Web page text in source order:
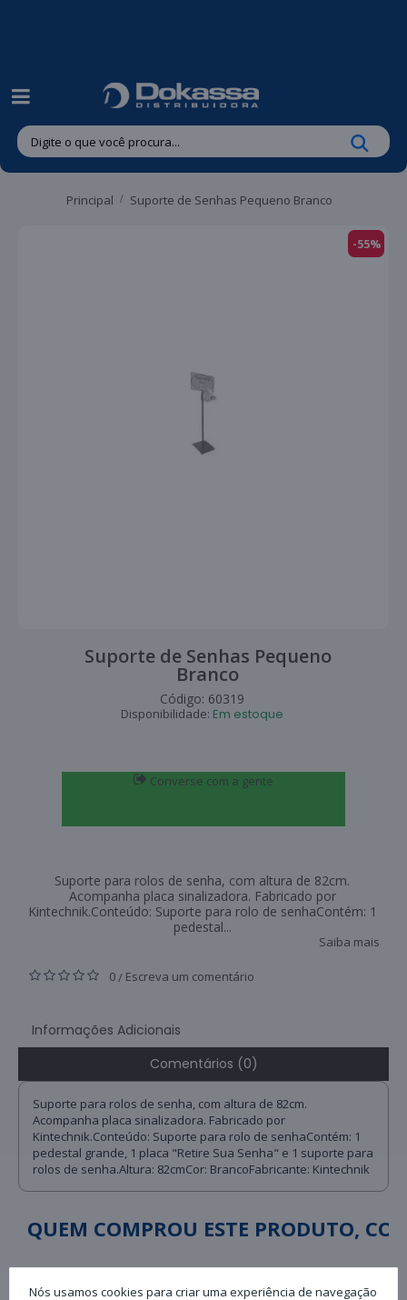
Principal Suporte de Senhas Pequeno Branco
-55%
Suporte de Senhas Pequeno
Branco
Código: 60319
Disponibilidade: Em estoque
Converse com a gente
Suporte para rolos de senha, com altura de 82cm.
Acompanha placa sinalizadora. Fabricado por
Kintechnik.Conteúdo: Suporte para rolo de senhaContém: 1
pedestal...
Saiba mais
0 / Escreva um comentário
Informações Adicionais
Comentários (0)
Suporte para rolos de senha, com altura de 82cm.
Acompanha placa sinalizadora. Fabricado por
Kintechnik.Conteúdo: Suporte para rolo de senhaContém: 1
pedestal grande, 1 placa "Retire Sua Senha" e 1 suporte para
rolos de senha.Altura: 82cmCor: BrancoFabricante: Kintechnik
QUEM COMPROU ESTE PRODUTO,
Nós usamos cookies para criar uma experiência de navegação